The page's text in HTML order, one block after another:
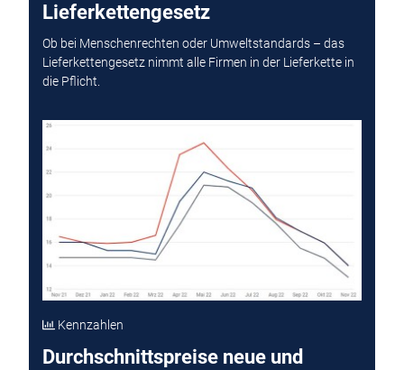
Lieferkettengesetz
Ob bei Menschenrechten oder Umweltstandards – das
Lieferkettengesetz nimmt alle Firmen in der Lieferkette in
die Pflicht.
Kennzahlen
Durchschnittspreise neue und